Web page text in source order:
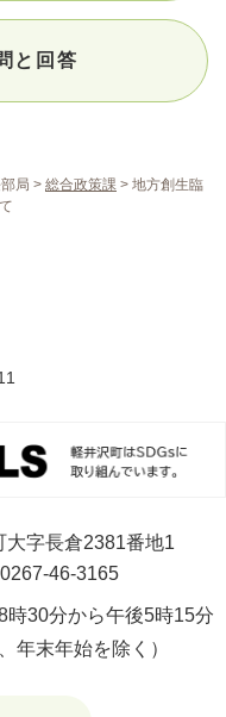
局 > 総合政策課 > 地方創生臨
と回答
大字長倉2381番地1
46-3165
時30分から午後5時15分
年末年始を除く）